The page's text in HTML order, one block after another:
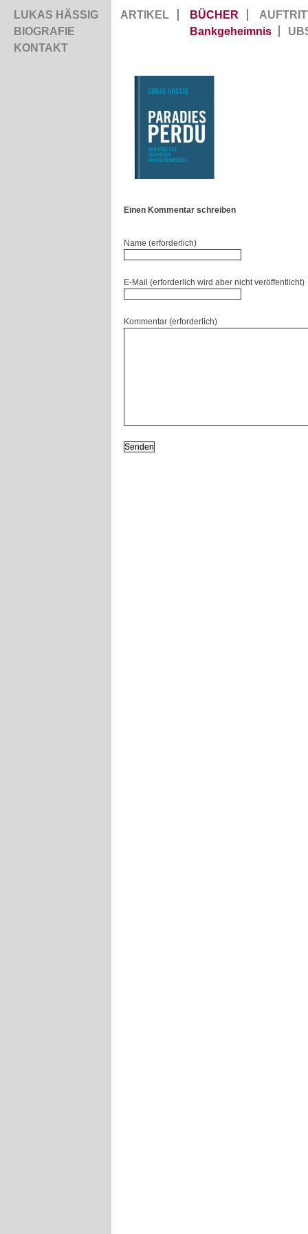
LUKAS HÄSSIG
BIOGRAFIE
KONTAKT
ARTIKEL BÜCHER
Bankgeheimnis
Einen Kommentar schreiben
Name (erforderlich)
E-Mail (erforderlich wird aber nicht veröffentlicht)
Kommentar (erforderlich)